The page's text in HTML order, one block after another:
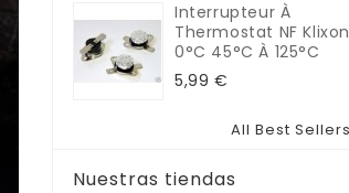
Interrupteur À
Thermostat NF Klixon
0°C 45°C À 125°C
5,99 €
All Best Sellers
Nuestras tiendas